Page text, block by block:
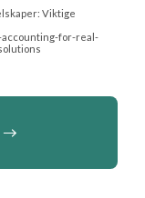
Viktige
accounting-for-real-
→